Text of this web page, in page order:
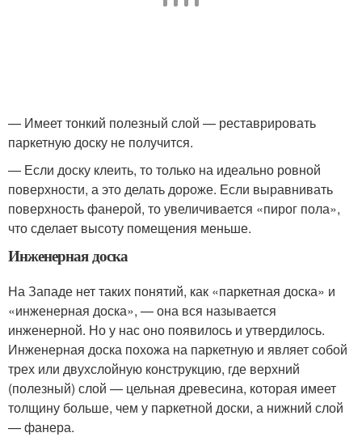
— Имеет тонкий полезный слой — реставрировать
паркетную доску не получится.
— Если доску клеить, то только на идеально ровной
поверхности, а это делать дороже. Если выравнивать
поверхность фанерой, то увеличивается «пирог пола»,
что сделает высоту помещения меньше.
Инженерная доска
На Западе нет таких понятий, как «паркетная доска» и
«инженерная доска», — она вся называется
инженерной. Но у нас оно появилось и утвердилось.
Инженерная доска похожа на паркетную и являет собой
трех или двухслойную конструкцию, где верхний
(полезный) слой — цельная древесина, которая имеет
толщину больше, чем у паркетной доски, а нижний слой
— фанера.